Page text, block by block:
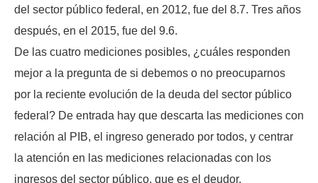
del sector público federal, en 2012, fue del 8.7. Tres años
después, en el 2015, fue del 9.6.
De las cuatro mediciones posibles, ¿cuáles responden
mejor a la pregunta de si debemos o no preocuparnos
por la reciente evolución de la deuda del sector público
federal? De entrada hay que descarta las mediciones con
relación al PIB, el ingreso generado por todos, y centrar
la atención en las mediciones relacionadas con los
ingresos del sector público, que es el deudor.